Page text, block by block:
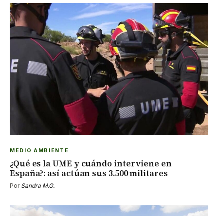
MEDIO AMBIENTE
¿Qué es la UME y cuándo interviene en
España?: así actúan sus 3.500 militares
Por Sandra M.G.